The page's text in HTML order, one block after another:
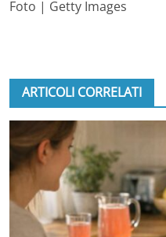
Foto | Getty Images
ARTICOLI CORRELATI